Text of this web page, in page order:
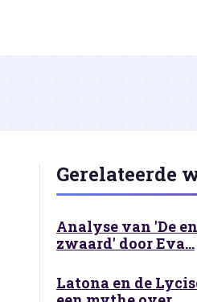
Gerelateerde
Analyse van 'De
zwaard' door Eva...
Latona en de